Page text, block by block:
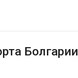
Болгарии